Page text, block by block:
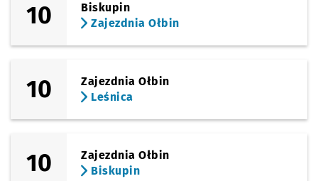
10
Biskupin
Zajezdnia Ołbin
10
Zajezdnia Ołbin
Leśnica
10
Zajezdnia Ołbin
Biskupin